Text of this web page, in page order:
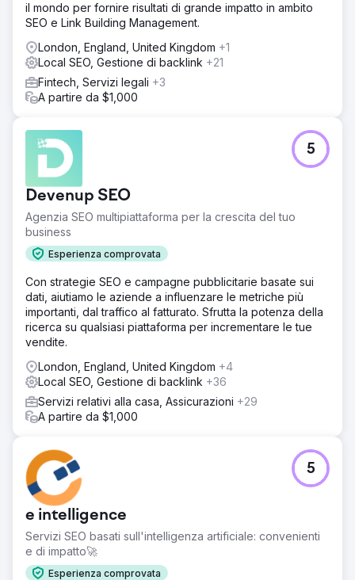
il mondo per fornire risultati di grande impatto in ambito
SEO e Link Building Management.
London, England, United Kingdom +1
Local SEO, Gestione di backlink +21
Fintech, Servizi legali +3
A partire da $1,000
Devenup SEO
Agenzia SEO multipiattaforma per la crescita del tuo
business
Esperienza comprovata
5
Con strategie SEO e campagne pubblicitarie basate sui
dati, aiutiamo le aziende a influenzare le metriche più
importanti, dal traffico al fatturato. Sfrutta la potenza della
ricerca su qualsiasi piattaforma per incrementare le tue
vendite.
London, England, United Kingdom +4
Local SEO, Gestione di backlink +36
Servizi relativi alla casa, Assicurazioni +29
A partire da $1,000
e intelligence
Servizi SEO basati sull'intelligenza artificiale: convenienti
e di impatto🚀
Esperienza comprovata
5